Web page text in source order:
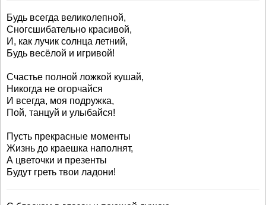
Будь всегда великолепной,
Сногсшибательно красивой,
И, как лучик солнца летний,
Будь весёлой и игривой!
Счастье полной ложкой кушай,
Никогда не огорчайся
И всегда, моя подружка,
Пой, танцуй и улыбайся!
Пусть прекрасные моменты
Жизнь до краешка наполнят,
А цветочки и презенты
Будут греть твои ладони!